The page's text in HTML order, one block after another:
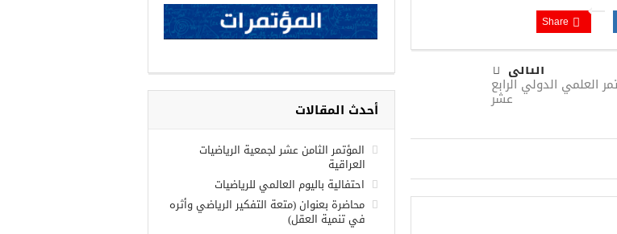
Share
التالى
العلمي الدولي الرابع
عشر
أحدث المقالات
المؤتمر الثامن عشر لجمعية الرياضيات
العراقية
احتفالية باليوم العالمي للرياضيات
محاضرة بعنوان (متعة التفكير الرياضي وأثره
في تنمية العقل)